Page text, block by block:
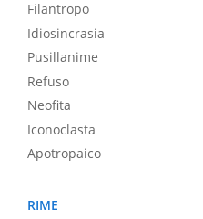
Filantropo
Idiosincrasia
Pusillanime
Refuso
Neofita
Iconoclasta
Apotropaico
RIME